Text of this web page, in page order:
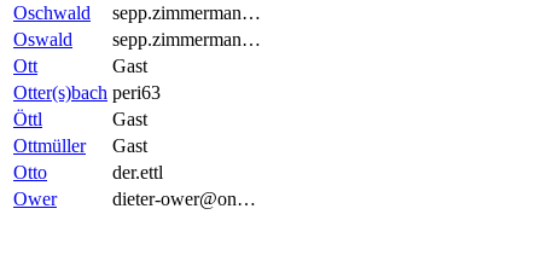
Oschwald
sepp.zimmerman…
Oswald
sepp.zimmerman…
Ott
Gast
Otter(s)bach peri63
Öttl
Gast
Ottmüller
Gast
Otto
der.ettl
Ower
dieter-ower@on…